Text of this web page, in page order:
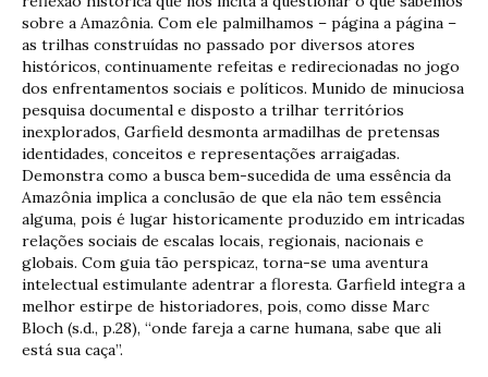
sobre a Amazônia. Com ele palmilhamos – página a página –
as trilhas construídas no passado por diversos atores
históricos, continuamente refeitas e redirecionadas no jogo
dos enfrentamentos sociais e políticos. Munido de minuciosa
pesquisa documental e disposto a trilhar territórios
inexplorados, Garfield desmonta armadilhas de pretensas
identidades, conceitos e representações arraigadas.
Demonstra como a busca bem-sucedida de uma essência da
Amazônia implica a conclusão de que ela não tem essência
alguma, pois é lugar historicamente produzido em intricadas
relações sociais de escalas locais, regionais, nacionais e
globais. Com guia tão perspicaz, torna-se uma aventura
intelectual estimulante adentrar a floresta. Garfield integra a
melhor estirpe de historiadores, pois, como disse Marc
Bloch (s.d., p.28), “onde fareja a carne humana, sabe que ali
está sua caça”.